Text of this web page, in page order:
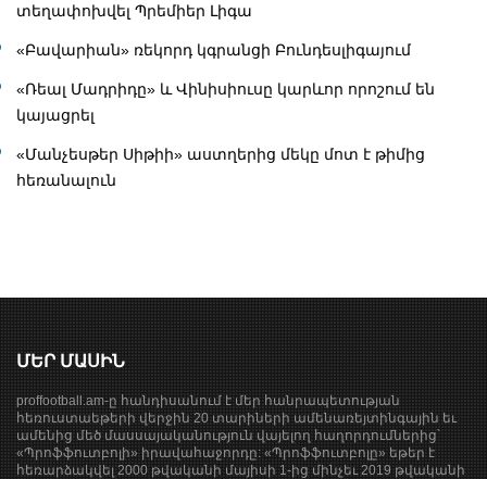
տեղափոխվել Պրեմիեր Լիգա
«Բավարիան» ռեկորդ կգրանցի Բունդեսլիգայում
«Ռեալ Մադրիդը» և Վինիսիուսը կարևոր որոշում են
կայացրել
«Մանչեսթեր Սիթիի» աստղերից մեկը մոտ է թիմից
հեռանալուն
ՄԵՐ ՄԱՍԻՆ
proffootball.am-ը հանդիսանում է մեր հանրապետության
հեռուստաեթերի վերջին 20 տարիների ամենառեյտինգային եւ
ամենից մեծ մասսայականություն վայելող հաղորդումներից՝
«Պրոֆֆուտբոլի» իրավահաջորդը: «Պրոֆֆուտբոլը» եթեր է
հեռարձակվել 2000 թվականի մայիսի 1-ից մինչեւ 2019 թվականի